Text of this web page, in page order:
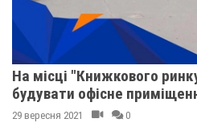
На місці "Книжкового
будувати офісне
29 вересня 2021 0